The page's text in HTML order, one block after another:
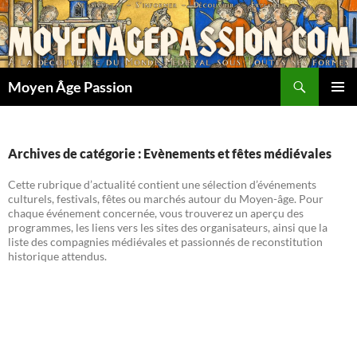
Aller
au
contenu
Moyen Âge Passion
Archives de catégorie : Evènements et fêtes médiévales
Cette rubrique d’actualité contient une sélection d’événements
culturels, festivals, fêtes ou marchés autour du Moyen-âge. Pour
chaque événement concernée, vous trouverez un aperçu des
programmes, les liens vers les sites des organisateurs, ainsi que la
liste des compagnies médiévales et passionnés de reconstitution
historique attendus.